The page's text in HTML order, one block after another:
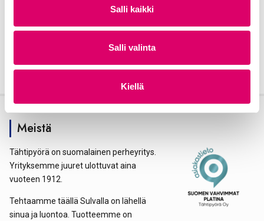
Salli kaikki
Salli valinta
Kiellä
Meistä
Tähtipyörä on suomalainen perheyritys.
Yrityksemme juuret ulottuvat aina
vuoteen 1912.
Tehtaamme täällä Sulvalla on lähellä
sinua ja luontoa. Tuotteemme on